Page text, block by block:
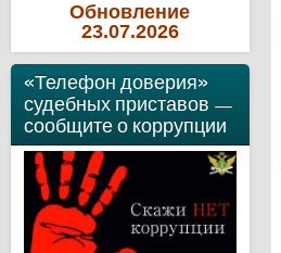
Обновление
23.07.2026
«Телефон доверия»
судебных приставов —
сообщите о коррупции